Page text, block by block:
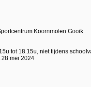
Koornmolen Gooik
tot 18.15u, niet tijdens
28 mei 2024